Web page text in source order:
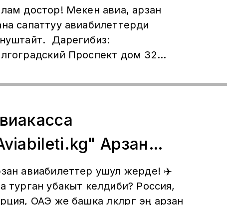
достор! Мекен авиа, арзан
сапаттуу авиабилеттерди
Дарегибиз:
Проспект дом 32
10 секунд). Байланыш
Арзан
сапаттуу
✈️
авиабилеттер ушул жерде! ✈️
турган убакыт келдиби? Россия,
ОАЭ же башка өлкөлөргө эң арзан